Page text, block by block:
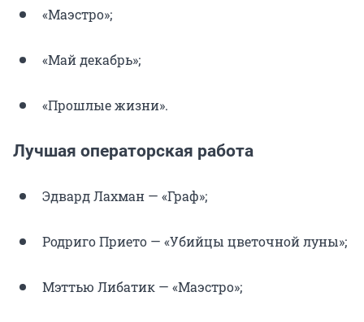
«Маэстро»;
«Май декабрь»;
«Прошлые жизни».
Лучшая операторская работа
Эдвард Лахман — «Граф»;
Родриго Прието — «Убийцы цветочной луны»;
Мэттью Либатик — «Маэстро»;